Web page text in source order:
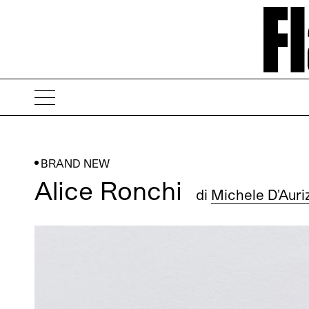
BRAND NEW
Alice Ronchi di Michele